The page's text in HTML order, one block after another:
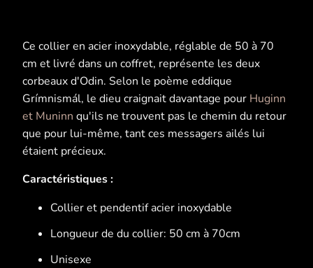
Ce collier en acier inoxydable, réglable de 50 à 70
cm et livré dans un coffret, représente les deux
corbeaux d'Odin. Selon le poème eddique
Grímnismál, le dieu craignait davantage pour Huginn
et Muninn qu'ils ne trouvent pas le chemin du retour
que pour lui-même, tant ces messagers ailés lui
étaient précieux.
Caractéristiques :
Collier et pendentif acier inoxydable
Longueur de du collier: 50 cm à 70cm
Unisexe